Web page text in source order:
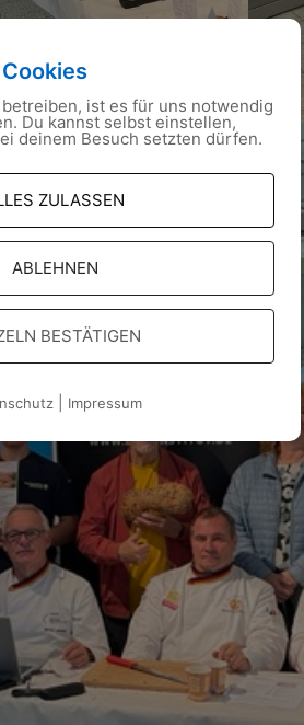
ist es für uns notwendig
Du kannst selbst einstellen,
deinem Besuch setzten dürfen.
ZULASSEN
ABLEHNEN
BESTÄTIGEN
Impressum